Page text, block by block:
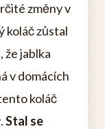
změny v
koláč zůstal
že jablka
v domácích
koláč
Stal se